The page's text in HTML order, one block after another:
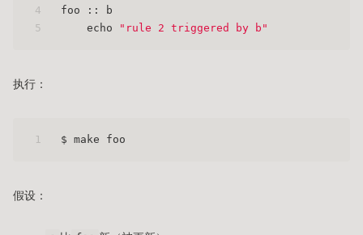
4
5
foo :: b
    echo
"rule 2 triggered by b"
执行：
1 $ make foo
假设：